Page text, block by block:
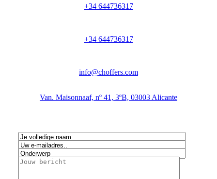
+34 644736317
+34 644736317
info@choffers.com
Van. Maisonnaaf, nº 41, 3ºB, 03003 Alicante